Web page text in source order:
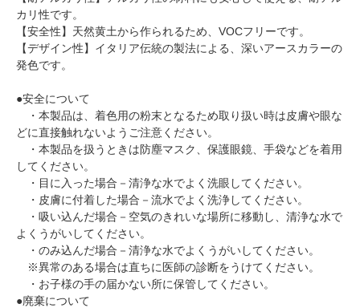
カリ性です。
【安全性】天然黄土から作られるため、VOCフリーです。
【デザイン性】イタリア伝統の製法による、深いアースカラーの
発色です。
●安全について
・本製品は、着色用の粉末となるため取り扱い時は皮膚や眼な
どに直接触れないようご注意ください。
・本製品を扱うときは防塵マスク、保護眼鏡、手袋などを着用
してください。
・目に入った場合－清浄な水でよく洗眼してください。
・皮膚に付着した場合－流水でよく洗浄してください。
・吸い込んだ場合－空気のきれいな場所に移動し、清浄な水で
よくうがいしてください。
・のみ込んだ場合－清浄な水でよくうがいしてください。
※異常のある場合は直ちに医師の診断をうけてください。
・お子様の手の届かない所に保管してください。
●廃棄について